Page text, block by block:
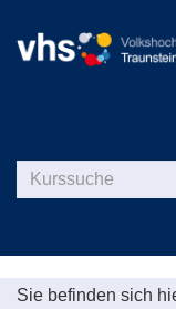
Sie befinden sich